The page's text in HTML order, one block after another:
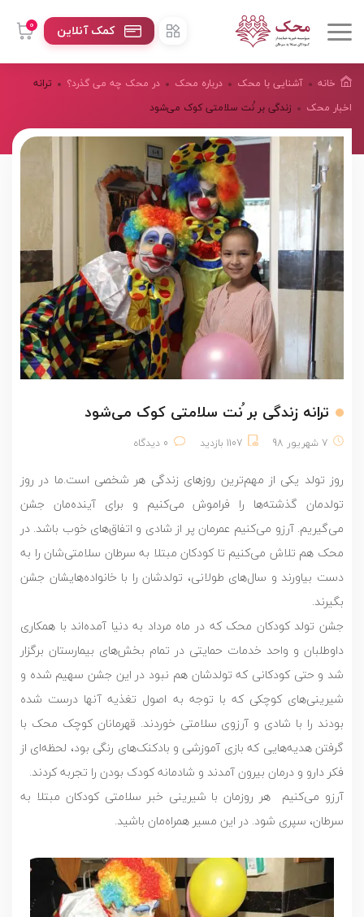
0 کمک آنلاین
خانه آشنایی با محک درباره محک
در محک چه می گذرد؟
اخبار محک
ترانه
زندگی بر ُنت سلامتی کوک می‌شود
ترانه زندگی بر ُنت سلامتی کوک می‌شود
7 شهریور 98 1107 بازدید 0 دیدگاه
روز تولد یکی از مهم‌ترین روزهای زندگی هر شخصی است.ما در روز
تولدمان گذشته‌ها را فراموش می‌کنیم و برای آینده‌مان جشن
می‌گیریم. آرزو می‌کنیم عمرمان پر از شادی و اتفاق‌های خوب باشد. در
محک هم تلاش می‌کنیم تا کودکان مبتلا به سرطان سلامتی‌شان را به
دست بیاورند و سال‌های طولانی، تولدشان را با خانواده‌هایشان جشن
بگیرند.
جشن تولد کودکان محک که در ماه مرداد به دنیا آمده‌اند با همکاری
داوطلبان و واحد خدمات حمایتی در تمام بخش‌های بیمارستان برگزار
شد و حتی کودکانی که تولدشان هم نبود در این جشن سهیم شده و
شیرینی‌های کوچکی که با توجه به اصول تغذیه آنها درست شده
بودند را با شادی و آرزوی سلامتی خوردند. قهرمانان کوچک محک با
گرفتن هدیه‌هایی که بازی آموزشی و بادکنک‌های رنگی بود، لحظه‌ای از
فکر دارو و درمان بیرون آمدند و شادمانه کودک بودن را تجربه کردند.
آرزو می‌کنیم هر روز‌مان با شیرینی خبر سلامتی کودکان مبتلا به
سرطان، سپری شود. در این مسیر همراه‌مان باشید.